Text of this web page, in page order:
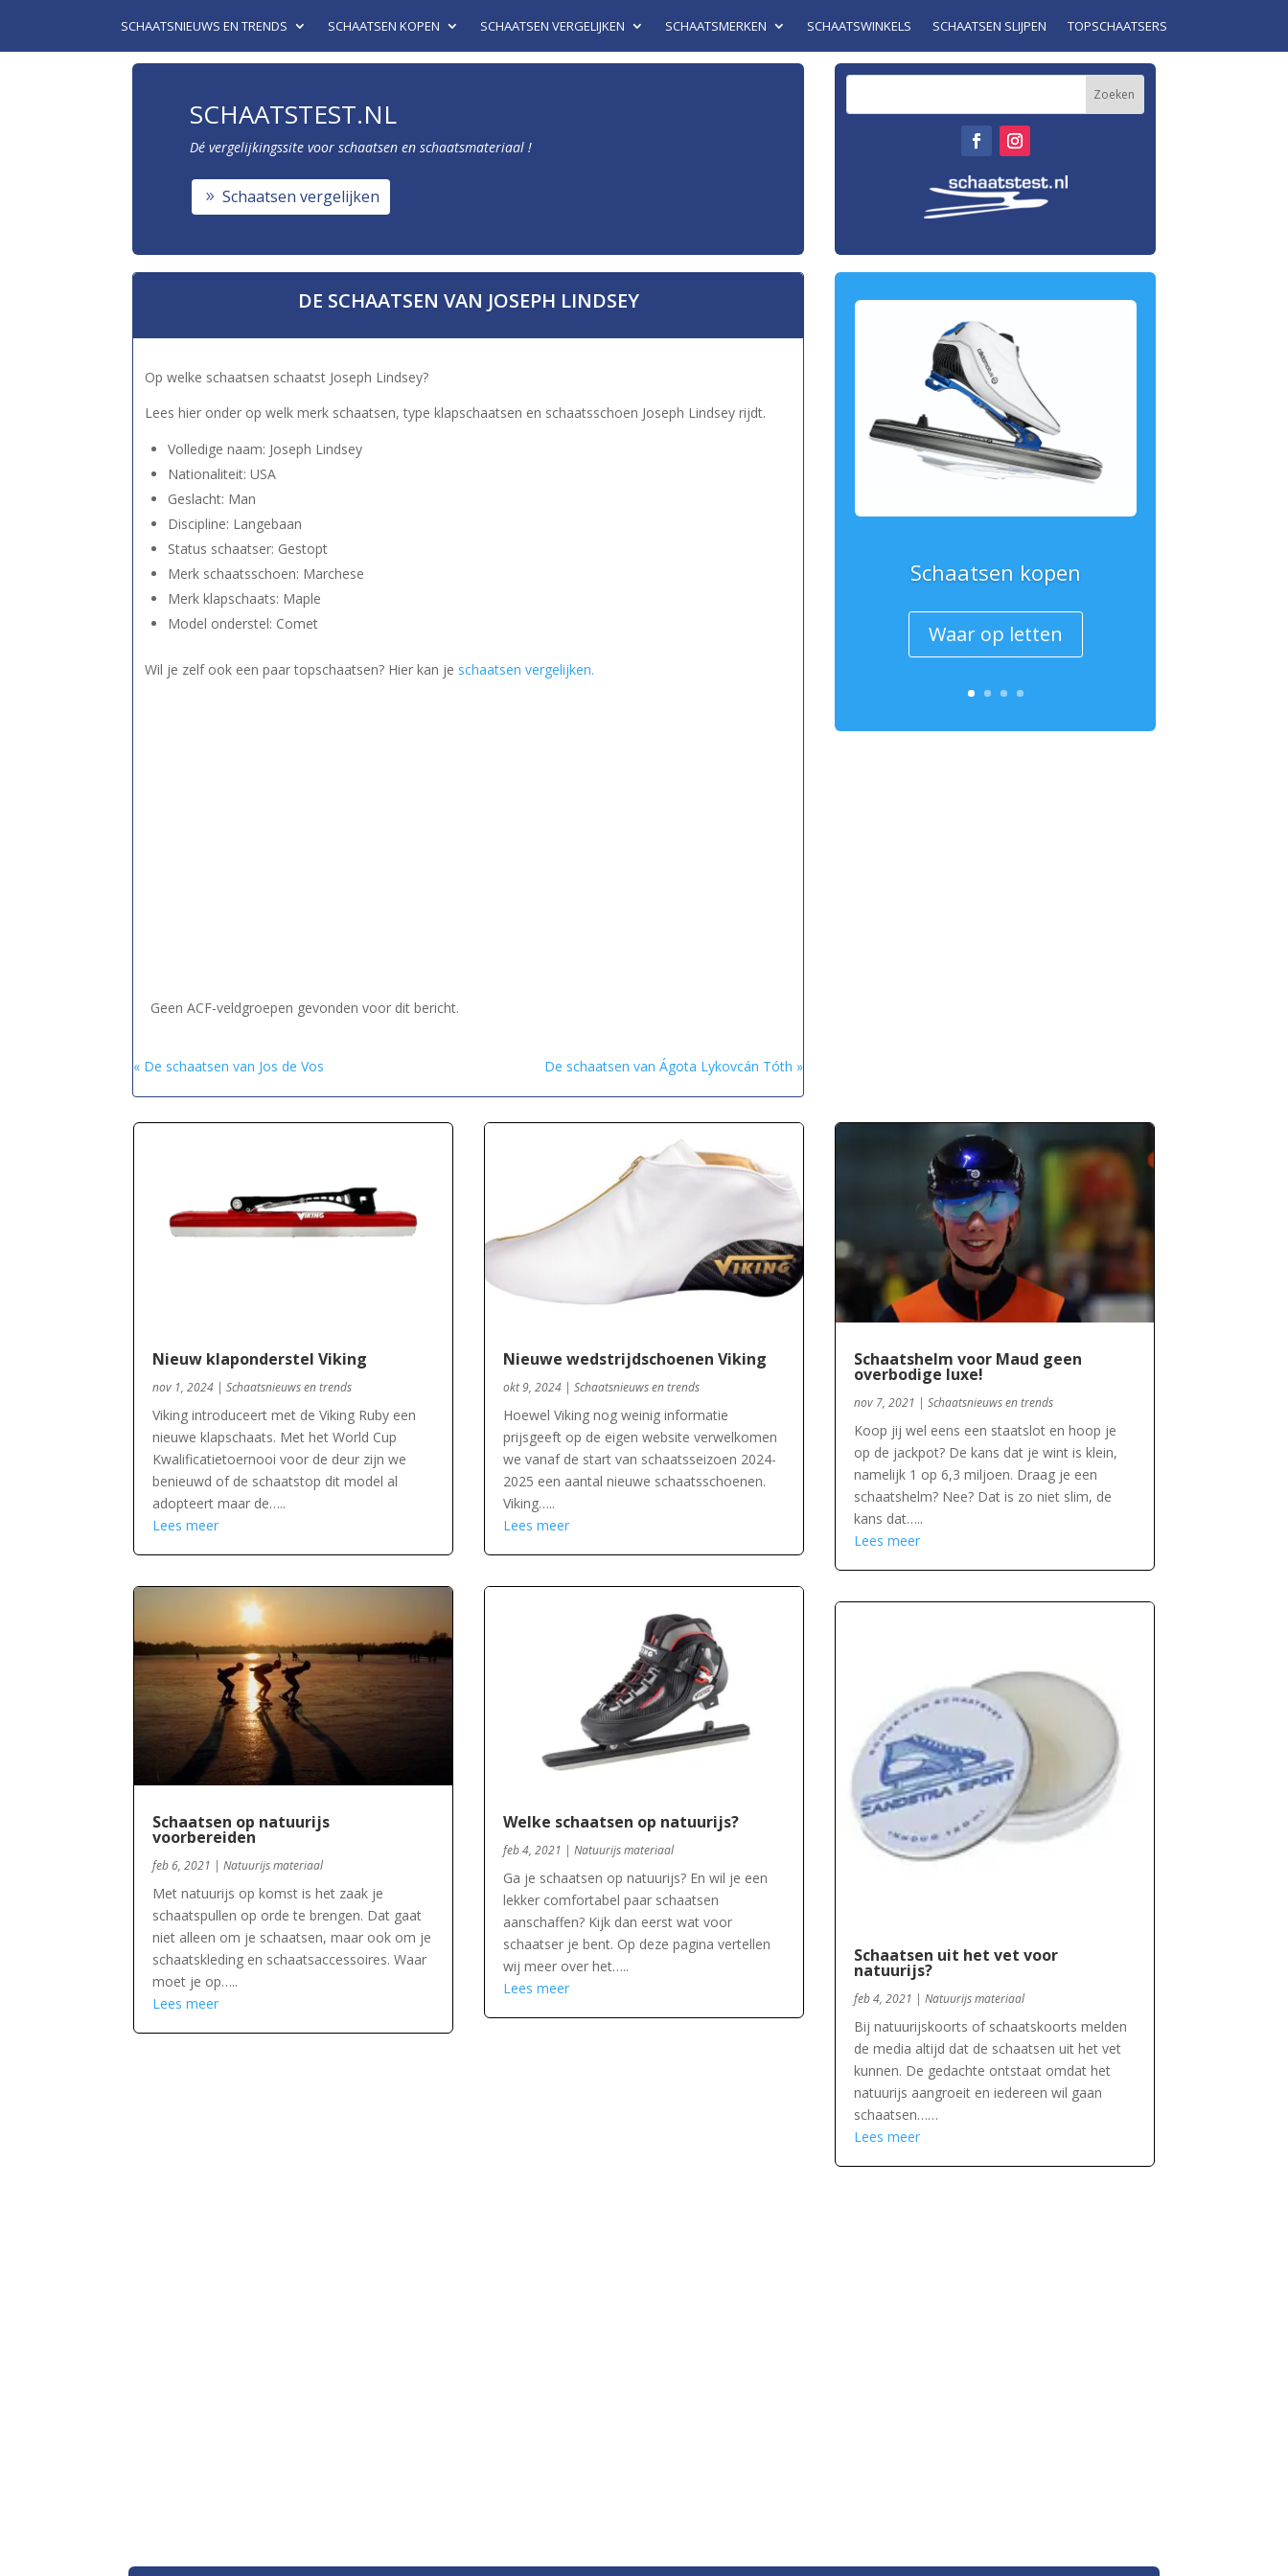
SCHAATSNIEUWS EN TRENDS SCHAATSEN KOPEN SCHAATSEN VERGELIJKEN SCHAATSMERKEN SCHAATSWINKELS SCHAATSEN SLIJPEN TOPSCHAATSERS
SCHAATSTEST.NL
Dé vergelijkingssite voor schaatsen en schaatsmateriaal !
Schaatsen vergelijken
DE SCHAATSEN VAN JOSEPH LINDSEY
Op welke schaatsen schaatst Joseph Lindsey?
Lees hier onder op welk merk schaatsen, type klapschaatsen en schaatsschoen Joseph Lindsey rijdt.
Volledige naam: Joseph Lindsey
Nationaliteit: USA
Geslacht: Man
Discipline: Langebaan
Status schaatser: Gestopt
Merk schaatsschoen: Marchese
Merk klapschaats: Maple
Model onderstel: Comet
Wil je zelf ook een paar topschaatsen? Hier kan je schaatsen vergelijken.
Geen ACF-veldgroepen gevonden voor dit bericht.
« De schaatsen van Jos de Vos De schaatsen van Ágota Lykovcán Tóth »
Schaatsen kopen
Waar op letten
Nieuw klaponderstel Viking
nov 1, 2024 |Schaatsnieuws en trends
Viking introduceert met de Viking Ruby een
nieuwe klapschaats. Met het World Cup
Kwalificatietoernooi voor de deur zijn we
benieuwd of de schaatstop dit model al
adopteert maar de…..
Lees meer
Schaatsen op natuurijs
voorbereiden
feb 6, 2021 |Natuurijs materiaal
Met natuurijs op komst is het zaak je
schaatspullen op orde te brengen. Dat gaat
niet alleen om je schaatsen, maar ook om je
schaatskleding en schaatsaccessoires. Waar
moet je op…..
Lees meer
Nieuwe wedstrijdschoenen Viking
okt 9, 2024 |Schaatsnieuws en trends
Hoewel Viking nog weinig informatie
prijsgeeft op de eigen website verwelkomen
we vanaf de start van schaatsseizoen 2024-
2025 een aantal nieuwe schaatsschoenen.
Viking…..
Lees meer
Welke schaatsen op natuurijs?
feb 4, 2021 |Natuurijs materiaal
Ga je schaatsen op natuurijs? En wil je een
lekker comfortabel paar schaatsen
aanschaffen? Kijk dan eerst wat voor
schaatser je bent. Op deze pagina vertellen
wij meer over het…..
Lees meer
Schaatshelm voor Maud geen
overbodige luxe!
nov 7, 2021 | Schaatsnieuws en trends
Koop jij wel eens een staatslot en hoop je
op de jackpot? De kans dat je wint is klein,
namelijk 1 op 6,3 miljoen. Draag je een
schaatshelm? Nee? Dat is zo niet slim, de
kans dat…..
Lees meer
Schaatsen uit het vet voor
natuurijs?
feb 4, 2021 | Natuurijs materiaal
Bij natuurijskoorts of schaatskoorts melden
de media altijd dat de schaatsen uit het vet
kunnen. De gedachte ontstaat omdat het
natuurijs aangroeit en iedereen wil gaan
schaatsen……
Lees meer